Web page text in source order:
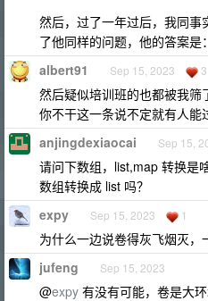
然后，过了一年过后，我同
了他同样的问题，他的答案是
albert91 Sep 15, 2023 3
然后疑似培训班的也都被我筛
你不干这一条说不定就有人能
anjingdexiaocai Sep 15,
请问下数组，list,map 转换是
数组转换成 list 吗？
expy Sep 15, 2023 1
为什么一边说卷得灰飞烟灭，
jufeng Sep 15, 2023
@expy 有没有可能，卷是大